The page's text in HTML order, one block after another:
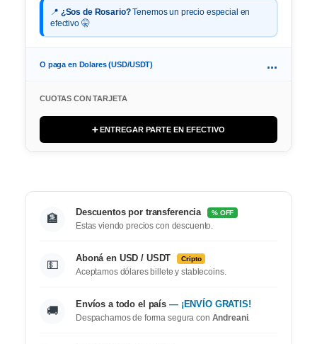
📍 ¿Sos de Rosario?Tenemos un precio especial en
efectivo 🤫
O paga en Dolares (USD/USDT) ...
CUOTAS CON TARJETA
➕ ENTREGAR PARTE EN EFECTIVO
🏦 Descuentos por transferencia % OFF
Estas viendo precios con descuento.
💵 Aboná en USD / USDT Cripto
Aceptamos dólares billete y stablecoins.
🚚 Envíos a todo el país — ¡ENVÍO GRATIS!
Despachamos de forma segura con Andreani.